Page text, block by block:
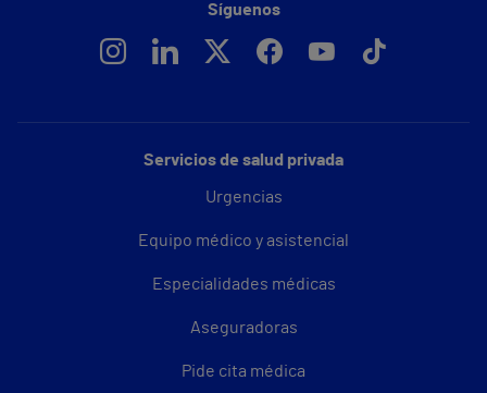
Servicios de salud privada
Urgencias
Equipo médico y asistencial
Especialidades médicas
Aseguradoras
Pide cita médica
Síguenos